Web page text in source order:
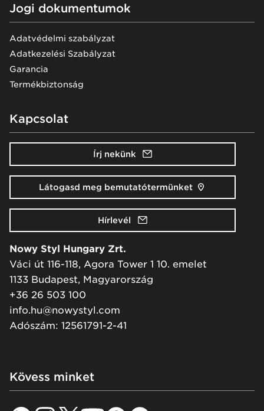
Jogi dokumentumok
Adatvédelmi szabályzat
Adatkezelési Szabályzat
Garancia
Termékbiztonság
Kapcsolat
Írj nekünk
Látogasd meg bemutatótermünket
Hírlevél
Nowy Styl Hungary Zrt.
Váci út 116-118, Agora Tower 1 10. emelet
1133 Budapest, Magyarország
+36 26 503 100
info.hu@nowystyl.com
Adószám: 12561791-2-41
Kövess minket